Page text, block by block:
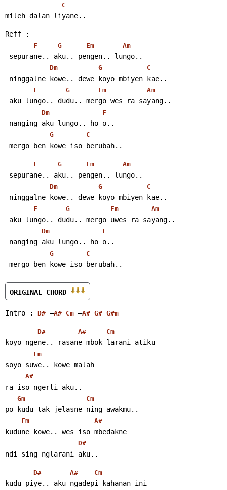
C
mileh dalan liyane..
Reff :
F G Em Am
sepurane.. aku.. pengen.. lungo..
Dm G C
ninggalne kowe.. dewe koyo mbiyen kae..
F G Em Am
aku lungo.. dudu.. mergo wes ra sayang..
Dm F
nanging aku lungo.. ho o..
G C
mergo ben kowe iso berubah..
F G Em Am
sepurane.. aku.. pengen.. lungo..
Dm G C
ninggalne kowe.. dewe koyo mbiyen kae..
F G Em Am
aku lungo.. dudu.. mergo uwes ra sayang..
Dm F
nanging aku lungo.. ho o..
G C
mergo ben kowe iso berubah..
ORIGINAL CHORD
Intro : D# –A# Cm –A# G# G#m
D#
       –
A# Cm
koyo ngene.. rasane mbok larani atiku
Fm
soyo suwe.. kowe malah
A#
ra iso ngerti aku..
Gm Cm
po kudu tak jelasne ning awakmu..
Fm A#
kudune kowe.. wes iso mbedakne
D#
ndi sing nglarani aku..
D#
      –
A# Cm
kudu piye.. aku ngadepi kahanan ini